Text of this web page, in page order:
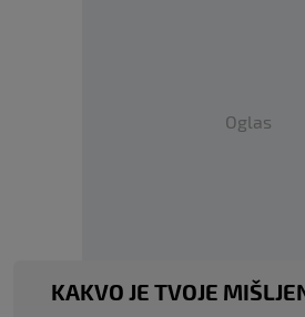
Oglas
KAKVO JE TVOJE